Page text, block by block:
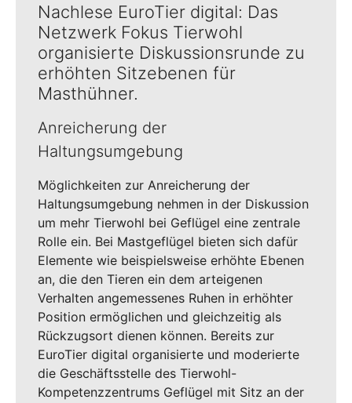
Nachlese EuroTier digital: Das
Netzwerk Fokus Tierwohl
organisierte Diskussionsrunde zu
erhöhten Sitzebenen für
Masthühner.
Anreicherung der
Haltungsumgebung
Möglichkeiten zur Anreicherung der
Haltungsumgebung nehmen in der Diskussion
um mehr Tierwohl bei Geflügel eine zentrale
Rolle ein. Bei Mastgeflügel bieten sich dafür
Elemente wie beispielsweise erhöhte Ebenen
an, die den Tieren ein dem arteigenen
Verhalten angemessenes Ruhen in erhöhter
Position ermöglichen und gleichzeitig als
Rückzugsort dienen können. Bereits zur
EuroTier digital organisierte und moderierte
die Geschäftsstelle des Tierwohl-
Kompetenzzentrums Geflügel mit Sitz an der